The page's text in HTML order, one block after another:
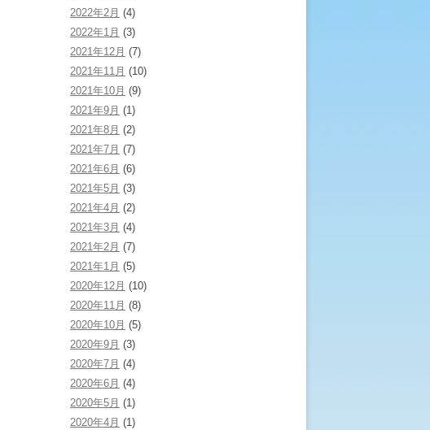
2022年2月 (4)
2022年1月 (3)
2021年12月 (7)
2021年11月 (10)
2021年10月 (9)
2021年9月 (1)
2021年8月 (2)
2021年7月 (7)
2021年6月 (6)
2021年5月 (3)
2021年4月 (2)
2021年3月 (4)
2021年2月 (7)
2021年1月 (5)
2020年12月 (10)
2020年11月 (8)
2020年10月 (5)
2020年9月 (3)
2020年7月 (4)
2020年6月 (4)
2020年5月 (1)
2020年4月 (1)